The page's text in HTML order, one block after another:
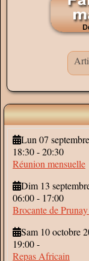
Lun 07
18:30-20:30
Réunion mensuelle
Dim 13
06:00- 17:00
Brocante de
Sam 10 octobre
19:00-
Repas Africain